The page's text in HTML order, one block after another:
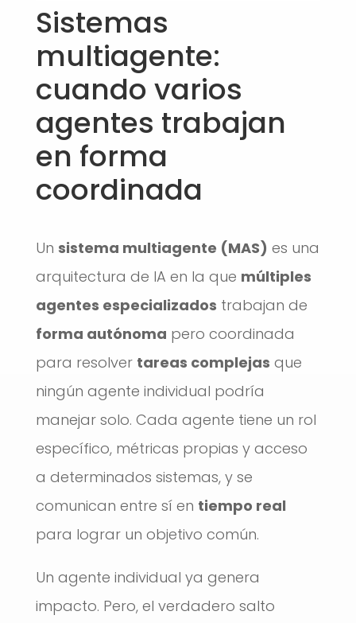
Sistemas
multiagente:
cuando varios
agentes trabajan
en forma
coordinada
Un sistema multiagente (MAS) es una
arquitectura de IA en la que múltiples
agentes especializados trabajan de
forma autónoma pero coordinada
para resolver tareas complejas que
ningún agente individual podría
manejar solo. Cada agente tiene un rol
específico, métricas propias y acceso
a determinados sistemas, y se
comunican entre sí en tiempo real
para lograr un objetivo común.
Un agente individual ya genera
impacto. Pero, el verdadero salto